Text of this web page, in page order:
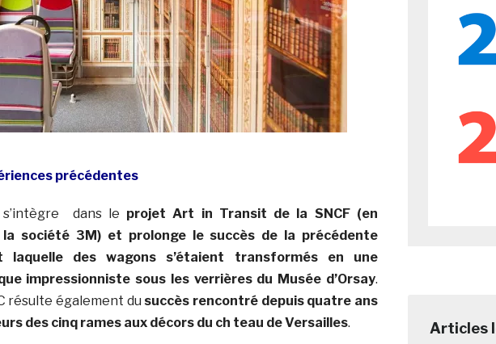
précédentes
dans le projet Art in Transit de la SNCF (en
la société 3M) et prolonge le succès de la précédente
laquelle des wagons s’étaient transformés en une
impressionniste sous les verrières du Musée d’Orsay.
résulte également du succès rencontré depuis quatre ans
des cinq rames aux décors du ch teau de Versailles.